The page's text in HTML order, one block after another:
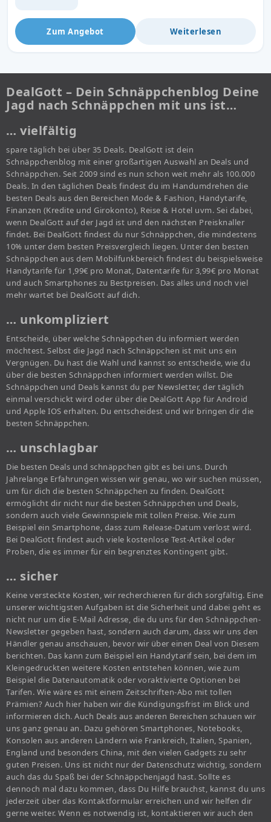
Zum Angebot Weiterlesen
DealGott – Dein Schnäppchenblog Deine
Jagd nach Schnäppchen mit uns ist…
… vielfältig
spare täglich bei über 35 Deals. DealGott ist dein
Schnäppchenblog mit einer großartigen Auswahl an Deals und
Schnäppchen. Seit 2009 sind es nun schon weit mehr als 100.000
Deals. In den täglichen Deals findest du im Handumdrehen die
besten Deals aus den Bereichen Mode & Fashion, Handytarife,
Finanzen (Kredite und Girokonto), Reise & Hotel uvm. Sei dabei,
wenn DealGott auf der Jagd ist und den nächsten Preisknaller
findet. Bei DealGott findest du nur Schnäppchen, die mindestens
10% unter dem besten Preisvergleich liegen. Unter den besten
Schnäppchen aus dem Mobilfunkbereich findest du beispielsweise
Handytarife für 1,99€ pro Monat, Datentarife für 3,99€ pro Monat
und auch Smartphones zu Bestpreisen. Das alles und noch viel
mehr wartet bei DealGott auf dich.
… unkompliziert
Entscheide, über welche Schnäppchen du informiert werden
möchtest. Selbst die Jagd nach Schnäppchen ist mit uns ein
Vergnügen. Du hast die Wahl und kannst so entscheide, wie du
über die besten Schnäppchen informiert werden willst. Die
Schnäppchen und Deals kannst du per Newsletter, der täglich
einmal verschickt wird oder über die DealGott App für Android
und Apple IOS erhalten. Du entscheidest und wir bringen dir die
besten Schnäppchen.
… unschlagbar
Die besten Deals und schnäppchen gibt es bei uns. Durch
Jahrelange Erfahrungen wissen wir genau, wo wir suchen müssen,
um für dich die besten Schnäppchen zu finden. DealGott
ermöglicht dir nicht nur die besten Schnäppchen und Deals,
sondern auch viele Gewinnspiele mit tollen Preise. Wie zum
Beispiel ein Smartphone, dass zum Release-Datum verlost wird.
Bei DealGott findest auch viele kostenlose Test-Artikel oder
Proben, die es immer für ein begrenztes Kontingent gibt.
… sicher
Keine versteckte Kosten, wir recherchieren für dich sorgfältig. Eine
unserer wichtigsten Aufgaben ist die Sicherheit und dabei geht es
nicht nur um die E-Mail Adresse, die du uns für den Schnäppchen-
Newsletter gegeben hast, sondern auch darum, dass wir uns den
Händler genau anschauen, bevor wir über einen Deal von Diesem
berichten. Das kann zum Beispiel ein Handytarif sein, bei dem im
Kleingedruckten weitere Kosten entstehen können, wie zum
Beispiel die Datenautomatik oder voraktivierte Optionen bei
Tarifen. Wie wäre es mit einem Zeitschriften-Abo mit tollen
Prämien? Auch hier haben wir die Kündigungsfrist im Blick und
informieren dich. Auch Deals aus anderen Bereichen schauen wir
uns ganz genau an. Dazu gehören Smartphones, Notebooks,
Konsolen aus anderen Ländern wie Frankreich, Italien, Spanien,
England und besonders China, mit den vielen Gadgets zu sehr
guten Preisen. Uns ist nicht nur der Datenschutz wichtig, sondern
auch das du Spaß bei der Schnäppchenjagd hast. Sollte es
dennoch mal dazu kommen, dass Du Hilfe brauchst, kannst du uns
jederzeit über das Kontaktformular erreichen und wir helfen dir
gerne weiter. Wenn es notwendig ist, kontaktieren wir auch den